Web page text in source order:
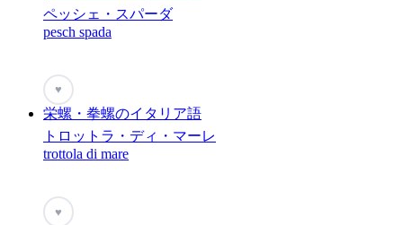
ペッシェ・スパーダ
pesch spada
♥
栄螺・拳螺のイタリア語
トロットラ・ディ・マーレ
trottola di mare
♥